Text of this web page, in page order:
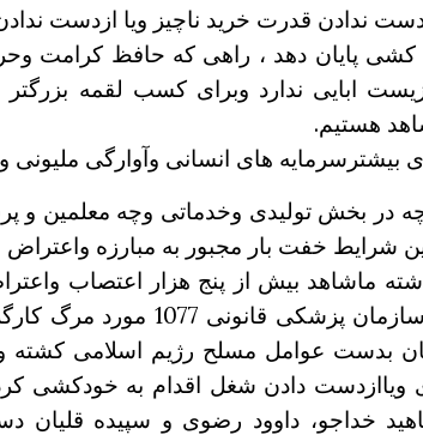
دست ندادن قدرت خرید ناچیز ویا ازدست
کشی پایان دهد ، راهی که حافظ
ابایی ندارد وبرای کسب لقمه
هستیم.
های انسانی وآوارگی
در بخش تولیدی وخدماتی وچه معلمین و
خفت بار مجبور به مبارزه واعتراض
ماشاهد بیش از پنج هزار اعتصاب
بدست عوامل مسلح رژیم اسلامی
دادن شغل اقدام به خودکشی کرده
خداجو، داوود رضوی و سپیده قلیان